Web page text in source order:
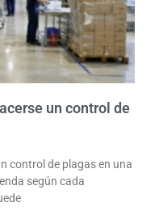
un control de
control de plagas en una
según cada